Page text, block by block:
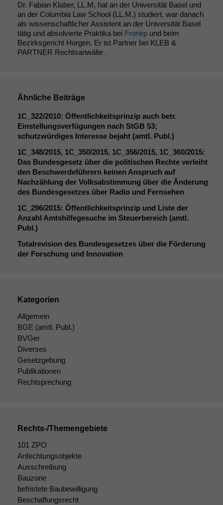
Dr. Fabian Klaber, LL.M, hat an der Universität Basel und
an der Columbia Law School (LL.M.) studiert, war danach
als wissenschaftlicher Assistent an der Universität Basel
tätig und absolvierte Praktika bei Froriep und beim
Bezirksgericht Horgen. Er ist Partner bei KLEB &
PARTNER Rechtsanwälte .
Ähnliche Beiträge
1C_322/2010: Öffentlichkeitsprinzip auch betr.
Einstellungsverfügungen nach StGB 53;
schutzwürdiges Interesse bejaht (amtl. Publ.)
1C_348/2015, 1C_350/2015, 1C_356/2015, 1C_360/2015:
Das Bundesgesetz über die politischen Rechte verleiht
den Beschwerdeführern keinen Anspruch auf
Nachzählung der Volksabstimmung über die Änderung
des Bundesgesetzes über Radio und Fernsehen
1C_296/2015: Öffentlichkeitsprinzip und Liste der
Anzahl Amtshilfegesuche im Steuerbereich (amtl.
Publ.)
Totalrevision des Bundesgesetzes über die Förderung
der Forschung und Innovation
Kategorien
Allgemein
BGE (amtl. Publ.)
BVGer
Diverses
Gesetzgebung
Publikationen
Rechtsprechung
Rechts-/Themengebiete
101 ZPO
Anfechtungsobjekte
Ausschreibung
Bauzone
befristete Baubewilligung
Beschaffungsrecht